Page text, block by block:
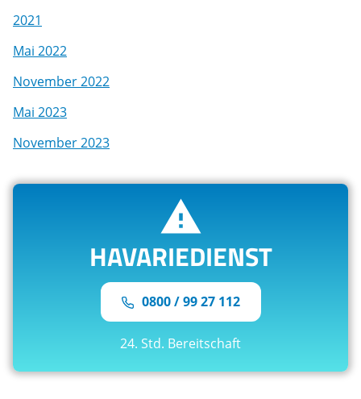
2021
Mai 2022
November 2022
Mai 2023
November 2023
HAVARIEDIENST
0800 / 99 27 112
24. Std. Bereitschaft